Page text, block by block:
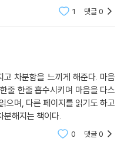
통과한 이후의 태도에 관한 장이
단어들이 등장하며 사랑을 삶의
더 이상 사랑을 극적인 감정의
험한 이후에야 가능해진 안정,
차분히 풀어낸다. 사랑이 오지
을 어떻게 성장시키는지를 보여
람이 되어가는 중이다상처 받고
1 댓글0
차분함을 느끼게 해준다. 마음
줄 한줄 흡수시키며 마음을 다스
으며, 다른 페이지를 읽기도 하고
분해지는 책이다.
0 댓글0